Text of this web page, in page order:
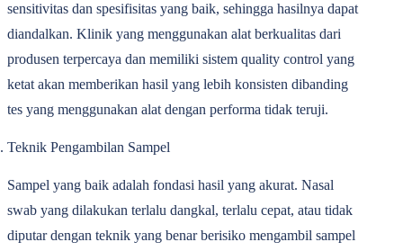
sensitivitas dan spesifisitas yang baik, sehingga hasilnya dapat
diandalkan. Klinik yang menggunakan alat berkualitas dari
produsen terpercaya dan memiliki sistem quality control yang
ketat akan memberikan hasil yang lebih konsisten dibanding
tes yang menggunakan alat dengan performa tidak teruji.
Teknik Pengambilan Sampel
Sampel yang baik adalah fondasi hasil yang akurat. Nasal
swab yang dilakukan terlalu dangkal, terlalu cepat, atau tidak
diputar dengan teknik yang benar berisiko mengambil sampel